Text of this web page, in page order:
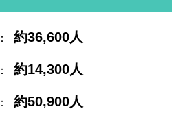
： 約36,600人
： 約14,300人
： 約50,900人